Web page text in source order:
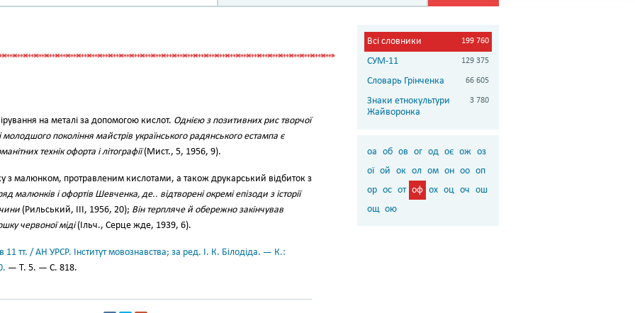
на металі за допомогою кислот. Однією з позитивних рис творчої
молодшого покоління майстрів українського радянського естампа є
технік офорта і літографії(Мист., 5, 1956, 9).
з малюнком, протравленим кислотами, а також друкарський відбиток з
малюнків і офортів Шевченка, де.. відтворені окремі епізоди з історії
(Рильський, III, 1956, 20); Він терпляче й обережно закінчував
червоної міді(Ільч., Серце жде, 1939, 6).
11 тт. / АН УРСР. Інститут мовознавства; за ред. І. К. Білодіда. — К.:
— Т. 5. — С. 818.
Всі словники 199 760
СУМ-11 129 375
Словарь Грінченка 66 605
Знаки етнокультури
Жайворонка
3 780
оа об ов ог од оє ож оз
ої ой ок ол ом он оо оп
ор ос от оф ох оц оч ош
ощ ою